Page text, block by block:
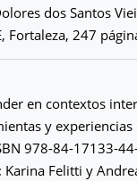
dos Santos
Fortaleza, 247
en contextos
y experiencias
978-84-17133-
Karina Felitti y